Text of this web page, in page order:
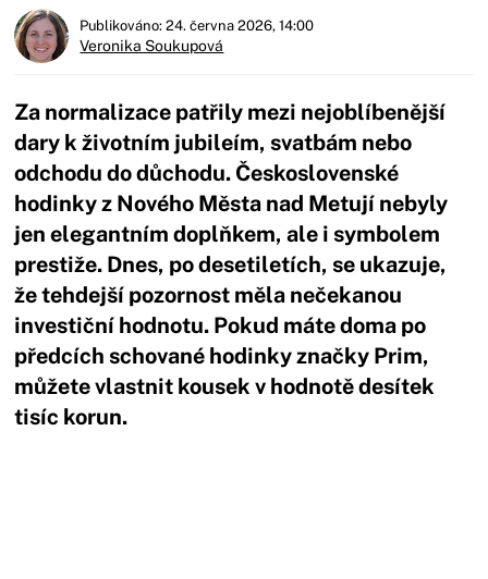
Publikováno: 24. června 2026, 14:00
Veronika Soukupová
Za normalizace patřily mezi nejoblíbenější
dary k životním jubileím, svatbám nebo
odchodu do důchodu. Československé
hodinky z Nového Města nad Metují nebyly
jen elegantním doplňkem, ale i symbolem
prestiže. Dnes, po desetiletích, se ukazuje,
že tehdejší pozornost měla nečekanou
investiční hodnotu. Pokud máte doma po
předcích schované hodinky značky Prim,
můžete vlastnit kousek v hodnotě desítek
tisíc korun.